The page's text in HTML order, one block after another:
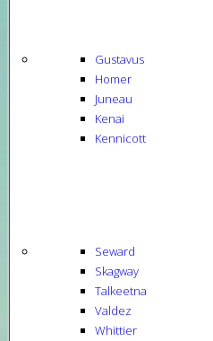
Gustavus
Homer
Juneau
Kenai
Kennicott
Seward
Skagway
Talkeetna
Valdez
Whittier